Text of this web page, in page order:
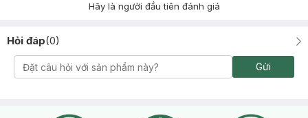
Hãy là người đầu tiên đánh giá
Hỏi đáp(0)
Gửi